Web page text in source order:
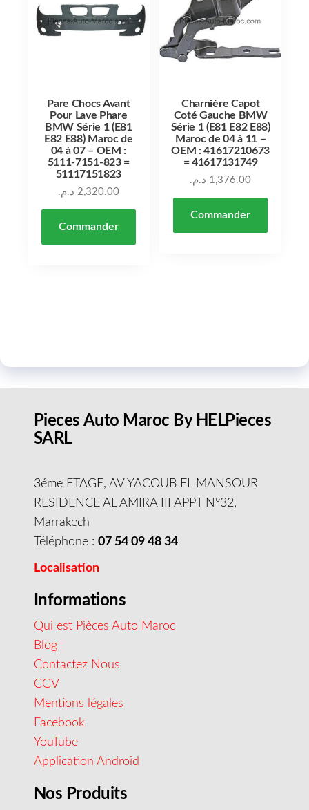
Pare Chocs Avant
Pour Lave Phare
BMW Série 1 (E81
E82 E88) Maroc de
04 à 07 – OEM :
5111-7151-823 =
51117151823
2,320.00 د.م.
Commander
Charnière Capot
Coté Gauche BMW
Série 1 (E81 E82 E88)
Maroc de 04 à 11 –
OEM : 41617210673
= 41617131749
1,376.00 د.م.
Commander
Pieces Auto Maroc By HELPieces
SARL
3éme ETAGE, AV YACOUB EL MANSOUR
RESIDENCE AL AMIRA III APPT N°32,
Marrakech
Téléphone : 07 54 09 48 34
Localisation
Informations
Qui est Pièces Auto Maroc
Blog
Contactez Nous
CGV
Mentions légales
Facebook
YouTube
Application Android
Nos Produits